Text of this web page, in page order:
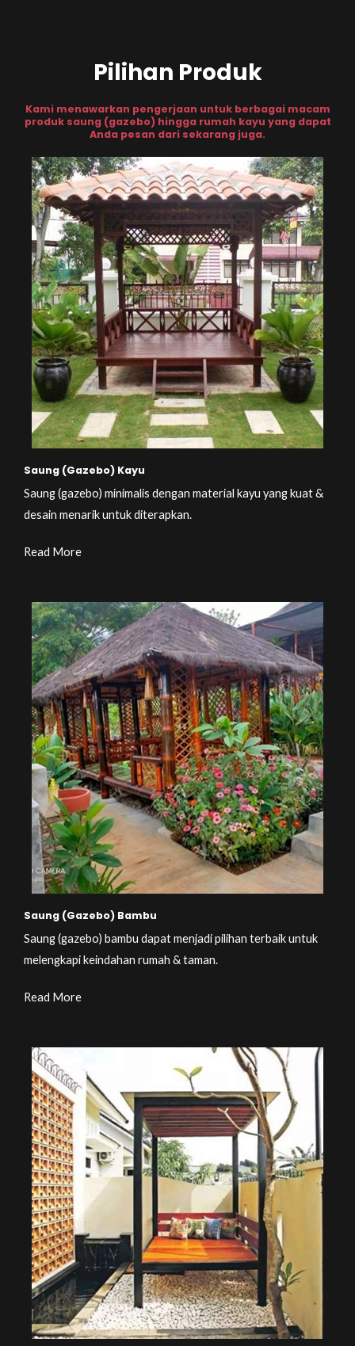
Pilihan Produk
Kami menawarkan pengerjaan untuk berbagai macam
produk saung (gazebo) hingga rumah kayu yang dapat
Anda pesan dari sekarang juga.
Saung (Gazebo) Kayu
Saung (gazebo) minimalis dengan material kayu yang kuat &
desain menarik untuk diterapkan.
Read More
Saung (Gazebo) Bambu
Saung (gazebo) bambu dapat menjadi pilihan terbaik untuk
melengkapi keindahan rumah & taman.
Read More